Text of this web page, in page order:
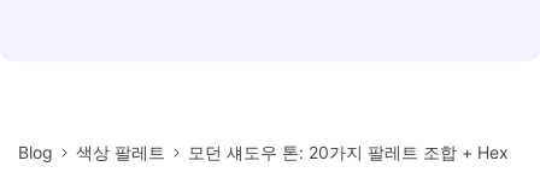
Blog 색상 팔레트 모던 섀도우 톤: 20가지 팔레트 조합 + Hex